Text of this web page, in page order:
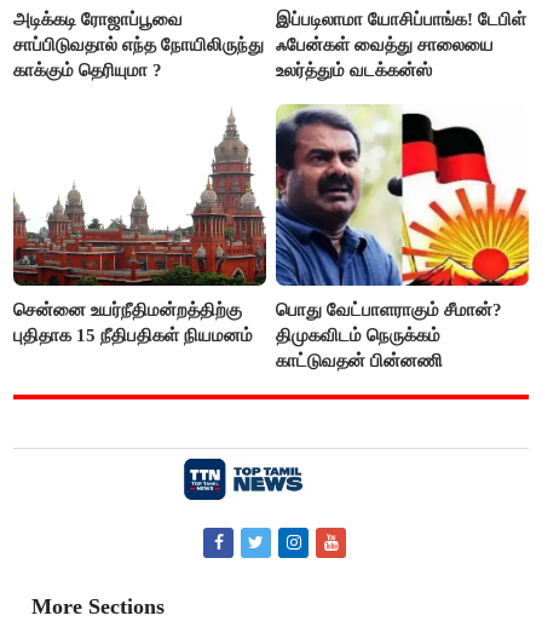
அடிக்கடி ரோஜாப்பூவை
சாப்பிடுவதால் எந்த நோயிலிருந்து
காக்கும் தெரியுமா ?
இப்படிலாமா யோசிப்பாங்க! டேபிள்
ஃபேன்கள் வைத்து சாலையை
உலர்த்தும் வடக்கன்ஸ்
சென்னை உயர்நீதிமன்றத்திற்கு
புதிதாக 15 நீதிபதிகள் நியமனம்
பொது வேட்பாளராகும் சீமான்?
திமுகவிடம் நெருக்கம்
காட்டுவதன் பின்னணி
More Sections